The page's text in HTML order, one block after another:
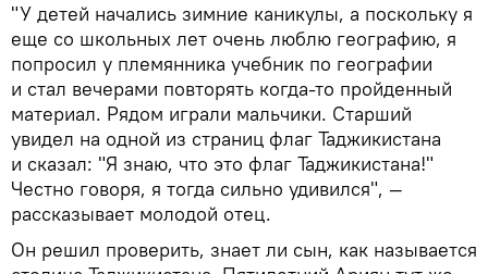
"У детей начались зимние каникулы, а поскольку я
еще со школьных лет очень люблю географию, я
попросил у племянника учебник по географии
и стал вечерами повторять когда-то пройденный
материал. Рядом играли мальчики. Старший
увидел на одной из страниц флаг Таджикистана
и сказал: "Я знаю, что это флаг Таджикистана!"
Честно говоря, я тогда сильно удивился", —
рассказывает молодой отец.
Он решил проверить, знает ли сын, как называется